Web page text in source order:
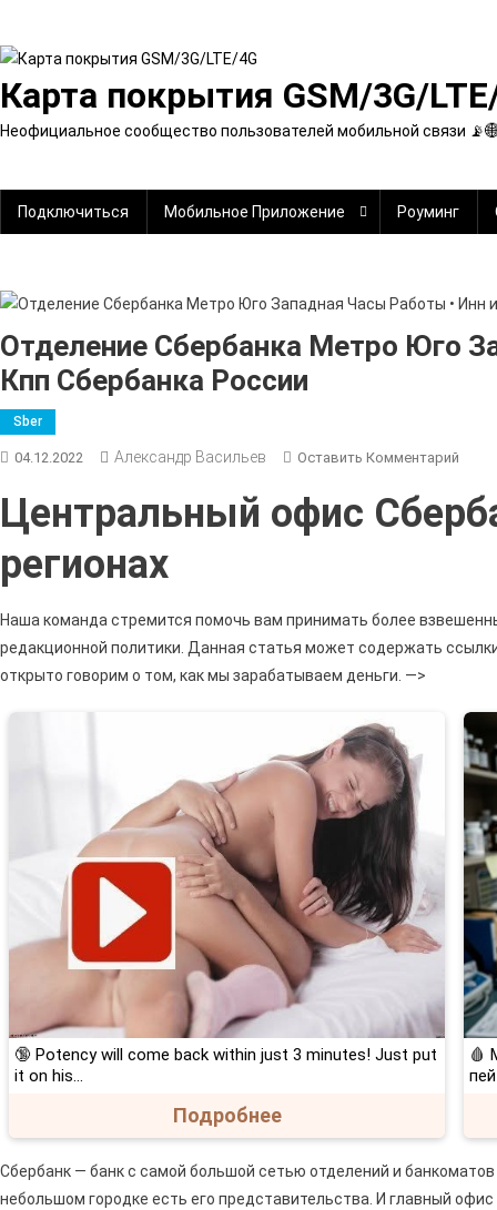
содержимому
Карта покрытия GSM/3G/
Неофициальное сообщество пользователей мобильной связи
Подключиться Мобильное Приложение Роуминг
Отделение Сбербанка Метро Юго
Кпп Сбербанка России
Sber
04.12.2022 Александр Васильев Оставить Комментарий
И
Кпп
Центральный офис
регионах
Наша команда стремится помочь вам принимать более
редакционной политики. Данная статья может содержать
открыто говорим о том, как мы зарабатываем деньги. —>
🔞 Potency will come back within just 3 minutes! Just put
it on his…
Подробнее
🩸
Сбербанк — банк с самой большой сетью отделений и
небольшом городке есть его представительства. И главный